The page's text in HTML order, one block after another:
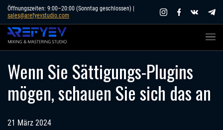
Skip
content
Öffnungszeiten: 9:00–20:00 (Sonntag geschlossen) |
sales@arefyevstudio.com
Wenn Sie Sättigungs-Plugins
mögen, schauen Sie sich das an
21 März 2024